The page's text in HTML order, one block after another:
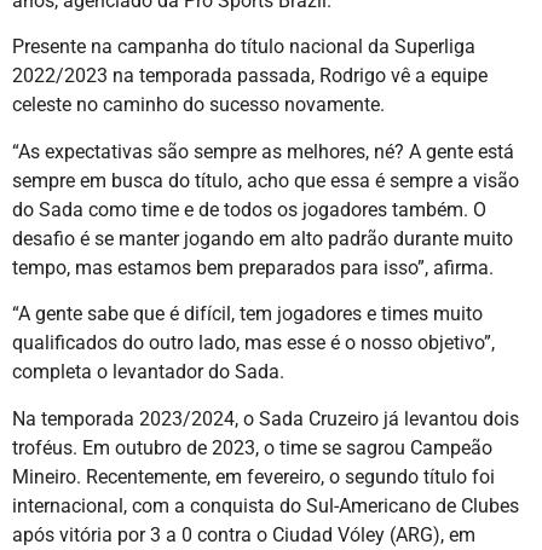
Presente na campanha do título nacional da Superliga
2022/2023 na temporada passada, Rodrigo vê a equipe
celeste no caminho do sucesso novamente.
“As expectativas são sempre as melhores, né? A gente está
sempre em busca do título, acho que essa é sempre a visão
do Sada como time e de todos os jogadores também. O
desafio é se manter jogando em alto padrão durante muito
tempo, mas estamos bem preparados para isso”, afirma.
“A gente sabe que é difícil, tem jogadores e times muito
qualificados do outro lado, mas esse é o nosso objetivo”,
completa o levantador do Sada.
Na temporada 2023/2024, o Sada Cruzeiro já levantou dois
troféus. Em outubro de 2023, o time se sagrou Campeão
Mineiro. Recentemente, em fevereiro, o segundo título foi
internacional, com a conquista do Sul-Americano de Clubes
após vitória por 3 a 0 contra o Ciudad Vóley (ARG), em